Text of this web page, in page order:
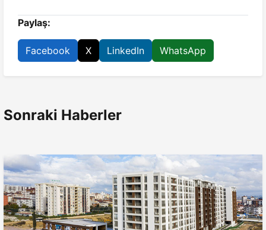
Paylaş:
Facebook X LinkedIn WhatsApp
Sonraki Haberler